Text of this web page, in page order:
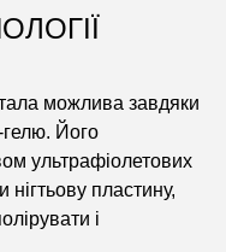
можлива завдяки
гелю. Його
ультрафіолетових
пластину,
і